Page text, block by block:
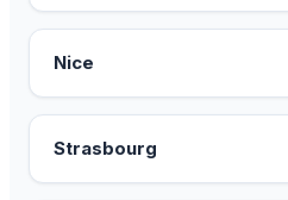
Nice
Strasbourg